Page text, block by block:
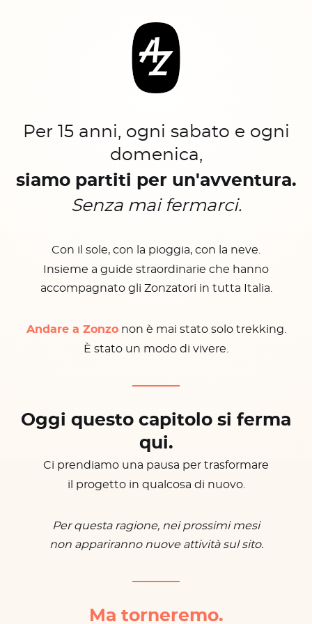
Per 15 anni, ogni sabato e ogni
domenica,
siamo partiti per un'avventura.
Senza mai fermarci.
Con il sole, con la pioggia, con la neve.
Insieme a guide straordinarie che hanno
accompagnato gli Zonzatori in tutta Italia.
Andare a Zonzonon è mai stato solo trekking.
È stato un modo di vivere.
Oggi questo capitolo si ferma
qui.
Ci prendiamo una pausa per trasformare
il progetto in qualcosa di nuovo.
Per questa ragione, nei prossimi mesi
non appariranno nuove attività sul sito.
Ma torneremo.